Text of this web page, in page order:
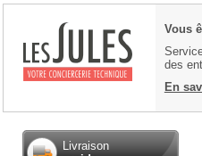
Vous
des
En
Livraison